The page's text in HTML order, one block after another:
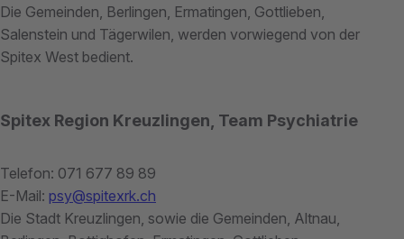
Die Gemeinden, Berlingen, Ermatingen, Gottlieben,
Salenstein und Tägerwilen, werden vorwiegend von der
Spitex West bedient.
Spitex Region Kreuzlingen, Team Psychiatrie
Telefon: 071 677 89 89
E-Mail: psy@spitexrk.ch
Die Stadt Kreuzlingen, sowie die Gemeinden, Altnau,